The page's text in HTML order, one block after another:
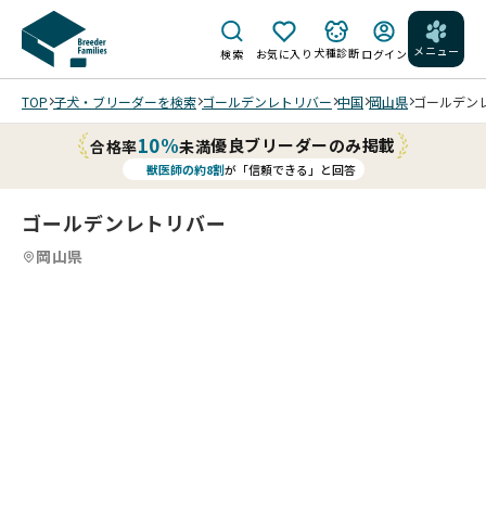
検索 お気に入り 犬種診断 ログイン メニュー
TOP 子犬・ブリーダーを検索 ゴールデンレトリバー 中国 岡山県 ゴールデン
合格率10%未満優良ブリーダーのみ掲載
獣医師の約8割が「信頼できる」と回答
ゴールデンレトリバー
岡山県